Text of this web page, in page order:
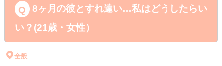
8ヶ月の彼とすれ違い…私はどうしたらい
い？(21歳・女性）
全般